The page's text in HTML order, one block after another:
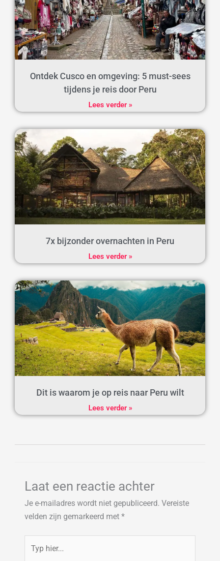
Ontdek Cusco en omgeving: 5 must-sees
tijdens je reis door Peru
Lees verder »
7x bijzonder overnachten in Peru
Lees verder »
Dit is waarom je op reis naar Peru wilt
Lees verder »
Laat een reactie achter
Je e-mailadres wordt niet gepubliceerd. Vereiste
velden zijn gemarkeerd met *
hier...